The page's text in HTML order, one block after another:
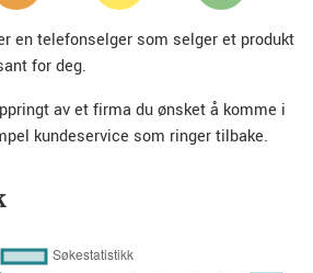
en telefonselger som selger et produkt
for deg.
av et firma du ønsket å komme i
kundeservice som ringer tilbake.